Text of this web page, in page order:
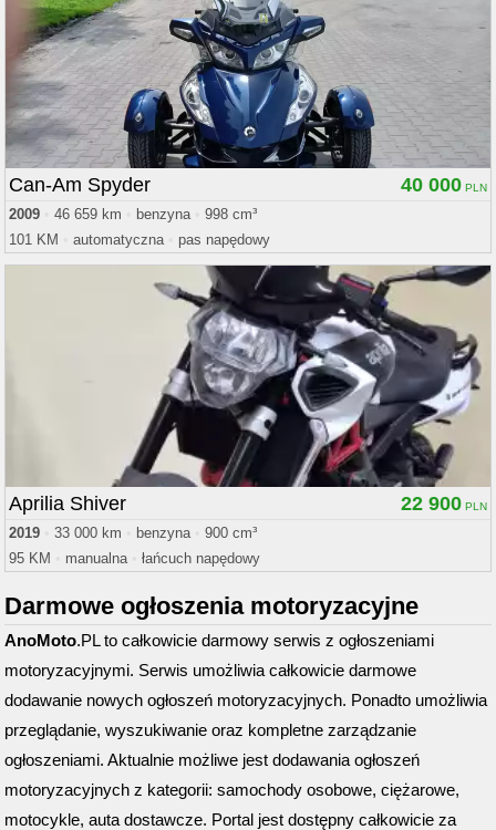
Can-Am Spyder 40 000
2009 •46 659 km benzyna •998 cm³
101 KM
•automatyczna pas napędowy
Aprilia Shiver 22 900
2019 •33 000 km benzyna •900 cm³
95 KM
manualna •łańcuch napędowy
Darmowe ogłoszenia motoryzacyjne
AnoMoto.PL to całkowicie darmowy serwis z ogłoszeniami
motoryzacyjnymi. Serwis umożliwia całkowicie darmowe
dodawanie nowych ogłoszeń motoryzacyjnych. Ponadto umożliwia
przeglądanie, wyszukiwanie oraz kompletne zarządzanie
ogłoszeniami. Aktualnie możliwe jest dodawania ogłoszeń
motoryzacyjnych z kategorii: samochody osobowe, ciężarowe,
motocykle, auta dostawcze. Portal jest dostępny całkowicie za